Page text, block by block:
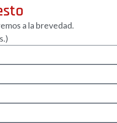
a la brevedad.